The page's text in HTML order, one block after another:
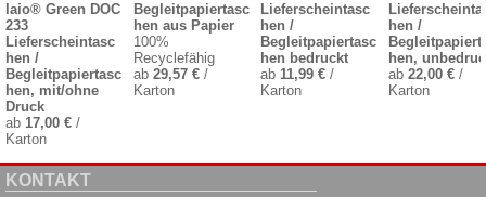
laio® Green DOC
233
Lieferscheintasc
hen /
Begleitpapiertasc
hen, mit/ohne
Druck
ab 17,00 € /
Karton
Begleitpapiertasc
hen aus Papier
100%
Recyclefähig
ab 29,57 €/
Karton
Lieferscheintasc
hen /
Begleitpapiertasc
hen bedruckt
ab11,99 € /
Karton
hen /
hen,
ab 22,00 €/
Karton
KONTAKT